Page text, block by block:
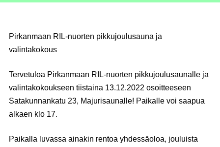
Pirkanmaan RIL-nuorten pikkujoulusauna ja
valintakokous
Tervetuloa Pirkanmaan RIL-nuorten pikkujoulusaunalle ja
valintakokoukseen tiistaina 13.12.2022 osoitteeseen
Satakunnankatu 23, Majurisaunalle! Paikalle voi saapua
alkaen klo 17.
Paikalla luvassa ainakin rentoa yhdessäoloa, jouluista